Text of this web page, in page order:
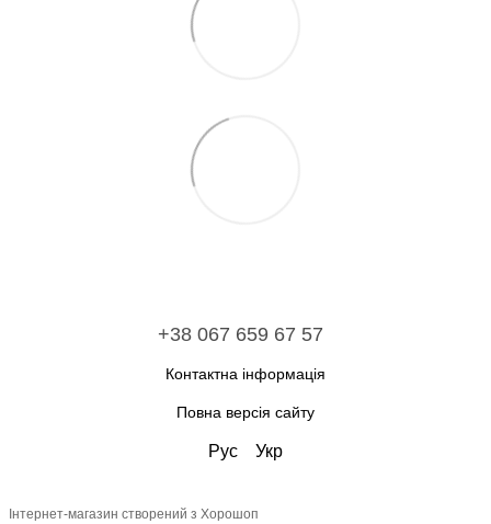
+38 067 659 67 57
Контактна інформація
Повна версія сайту
Рус Укр
Інтернет-магазин створений з Хорошоп